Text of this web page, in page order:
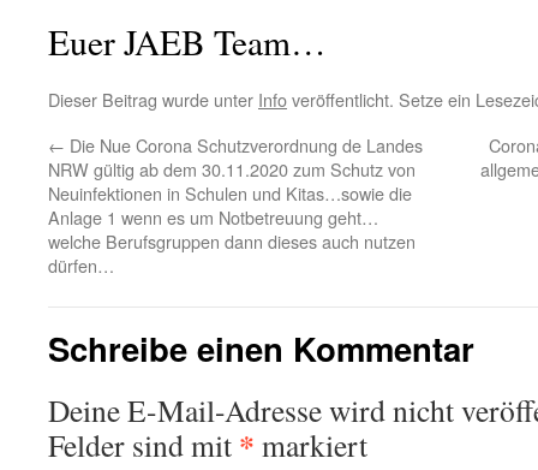
Euer JAEB Team…
Dieser Beitrag wurde unter Infoveröffentlicht. Setze ein
← Die Nue Corona Schutzverordnung de Landes
NRW gültig ab dem 30.11.2020 zum Schutz von
Neuinfektionen in Schulen und Kitas…sowie die
Anlage 1 wenn es um Notbetreuung geht…
welche Berufsgruppen dann dieses auch nutzen
dürfen…
Schreibe einen Kommentar
Deine E-Mail-Adresse wird nicht
Felder sind mit * markiert